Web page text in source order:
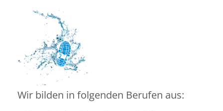
Wir bilden in folgenden Berufen aus: